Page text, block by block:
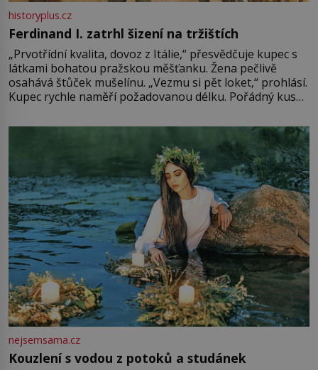
historyplus.cz
Ferdinand I. zatrhl šizení na tržištích
„Prvotřídní kvalita, dovoz z Itálie,“ přesvědčuje kupec s
látkami bohatou pražskou měšťanku. Žena pečlivě
osahává štůček mušelínu. „Vezmu si pět loket,“ prohlásí.
Kupec rychle naměří požadovanou délku. Pořádný kus
milostpaní. Stačí jenom na sukni,“ zhodnotí švadlena
množství růžového mušelínu. „Ošidili vás, podívejte.“
Vezme do ruky dřevěnou
nejsemsama.cz
Kouzlení s vodou z potoků a studánek